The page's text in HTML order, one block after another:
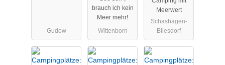
Gudow
brauch ich kein
Meer mehr!
Wittenborn
Walkyrien
Meerwert
Schashagen-
Bliesdorf